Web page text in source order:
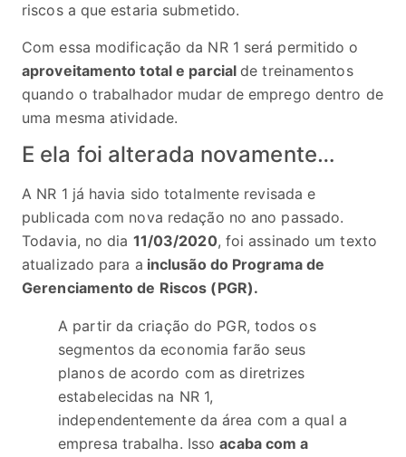
riscos a que estaria submetido.
Com essa modificação da NR 1 será permitido o
aproveitamento total e parcialde treinamentos
quando o trabalhador mudar de emprego dentro de
uma mesma atividade.
E ela foi alterada novamente…
A NR 1 já havia sido totalmente revisada e
publicada com nova redação no ano passado.
Todavia, no dia 11/03/2020, foi assinado um texto
atualizado para a inclusão do Programa de
Gerenciamento de Riscos (PGR).
A partir da criação do PGR, todos os
segmentos da economia farão seus
planos de acordo com as diretrizes
estabelecidas na NR 1,
independentemente da área com a qual a
empresa trabalha. Issoacaba com a